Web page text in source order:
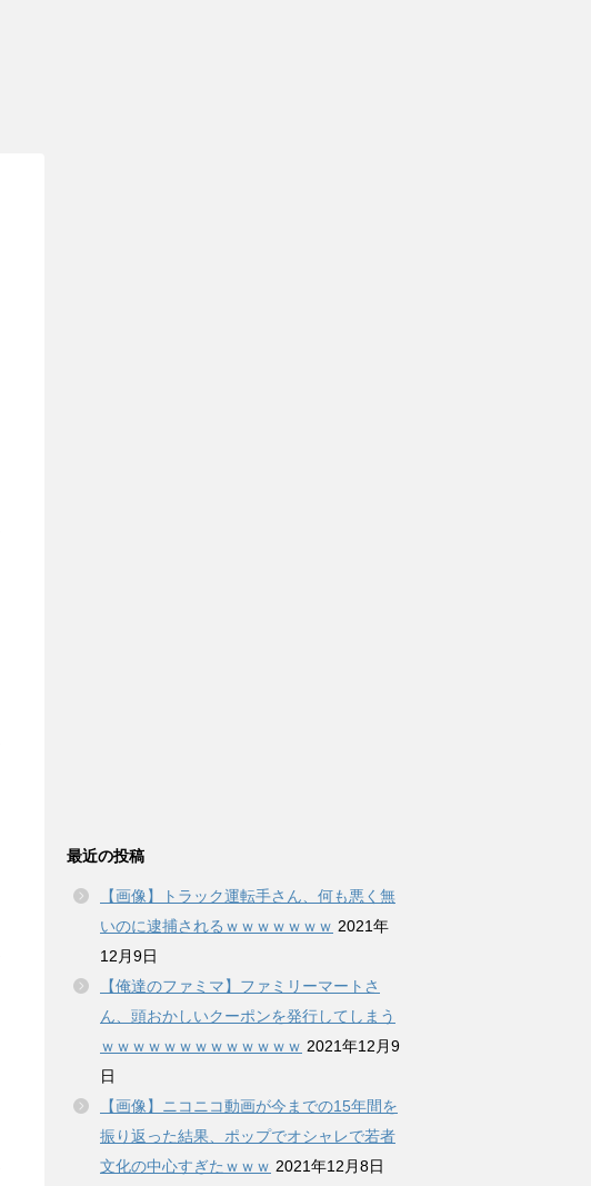
最近の投稿
【画像】トラック運転手さん、何も悪く無
いのに逮捕されるｗｗｗｗｗｗｗ 2021年
12月9日
【俺達のファミマ】ファミリーマートさ
ん、頭おかしいクーポンを発行してしまう
ｗｗｗｗｗｗｗｗｗｗｗｗｗ 2021年12月9
日
【画像】ニコニコ動画が今までの15年間を
振り返った結果、ポップでオシャレで若者
文化の中心すぎたｗｗｗ 2021年12月8日